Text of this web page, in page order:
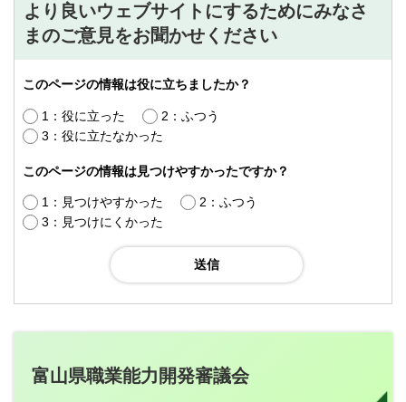
より良いウェブサイトにするためにみなさ
まのご意見をお聞かせください
このページの情報は役に立ちましたか？
1：役に立った
2：ふつう
3：役に立たなかった
このページの情報は見つけやすかったですか？
1：見つけやすかった
2：ふつう
3：見つけにくかった
富山県職業能力開発審議会